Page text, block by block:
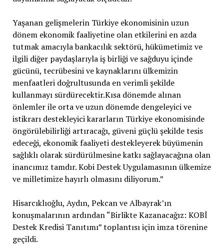
Yaşanan gelişmelerin Türkiye ekonomisinin uzun
dönem ekonomik faaliyetine olan etkilerini en azda
tutmak amacıyla bankacılık sektörü, hükümetimiz ve
ilgili diğer paydaşlarıyla iş birliği ve sağduyu içinde
gücünü, tecrübesini ve kaynaklarını ülkemizin
menfaatleri doğrultusunda en verimli şekilde
kullanmayı sürdürecektir.Kısa dönemde alınan
önlemler ile orta ve uzun dönemde dengeleyici ve
istikrarı destekleyici kararların Türkiye ekonomisinde
öngörülebilirliği artıracağı, güveni güçlü şekilde tesis
edeceği, ekonomik faaliyeti destekleyerek büyümenin
sağlıklı olarak sürdürülmesine katkı sağlayacağına olan
inancımız tamdır. Kobi Destek Uygulamasının ülkemize
ve milletimize hayırlı olmasını diliyorum.”
Hisarcıklıoğlu, Aydın, Pekcan ve Albayrak’ın
konuşmalarının ardından “Birlikte Kazanacağız: KOBİ
Destek Kredisi Tanıtımı” toplantısı için imza törenine
geçildi.